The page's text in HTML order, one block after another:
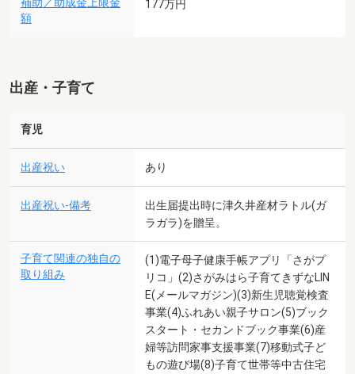
補助／助成金上限金
額
177万円
出産・子育て
育児
出産祝い あり
出産祝い-備考
出生届提出時に津久井産材ラトル(ガ
ラガラ)を贈呈。
子育て関連の独自の
取り組み
(1)電子母子健康手帳アプリ「さがプ
リコ」(2)さがみはら子育てきずなLIN
E(メールマガジン)(3)新生児聴覚検査
事業(4)ふれあい親子サロン(5)ブック
スタート・セカンドブック事業(6)産
婦等訪問家事支援事業(7)移動式子ど
もの遊び場(8)子育て世帯等中古住宅